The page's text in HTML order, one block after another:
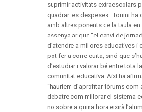
suprimir activitats extraescolars
quadrar les despeses. Toumi ha
amb altres ponents de la taula en
assenyalar que “el canvi de
d’atendre a millores educatives i
pot fer a corre-cuita, sinó que s’ha
d’estudiar i valorar bé entre tota la
comunitat educativa. Així ha
“hauríem d’aprofitar fòrums com
debatre com millorar el sistema
no sobre a quina hora eixirà